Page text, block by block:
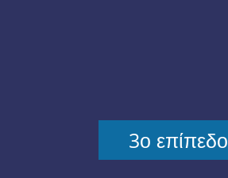
3ο επίπεδο